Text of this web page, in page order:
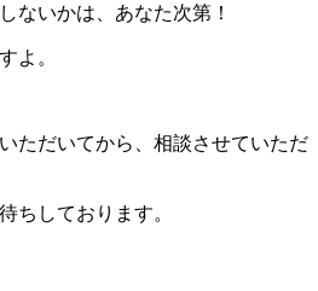
ないかは、あなた次第！
よ。
ただいてから、相談させていただ
ちしております。